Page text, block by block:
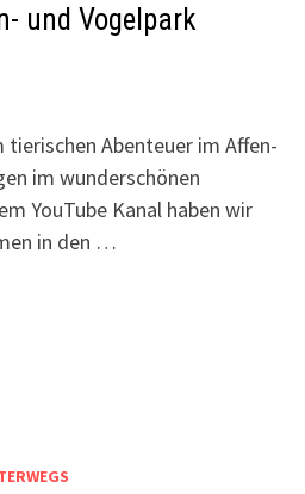
und Vogelpark
Abenteuer im Affen-
im wunderschönen
YouTube Kanal haben wir
in den …